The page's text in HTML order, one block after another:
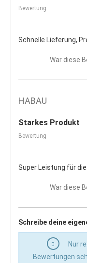
Bewertung
Schnelle Lieferung,
War diese
HABAU
Starkes Produkt
Bewertung
Super Leistung für
War diese
Schreibe deine
Nur
Bewertungen